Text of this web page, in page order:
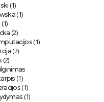
(1)
(1)
(1)
(2)
(1)
(2)
(2)
(1)
(1)
(1)